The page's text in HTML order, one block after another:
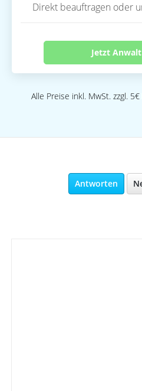
Direkt beauftragen oder
Jetzt
Alle Preise inkl. MwSt. zzgl.
Antworten